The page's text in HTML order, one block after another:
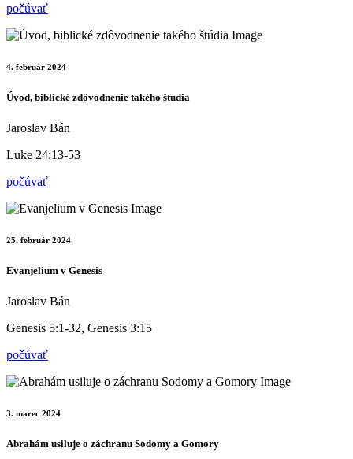
počúvať
4. február 2024
Úvod, biblické zdôvodnenie takého štúdia
Jaroslav Bán
Luke 24:13-53
počúvať
25. február 2024
Evanjelium v Genesis
Jaroslav Bán
Genesis 5:1-32, Genesis 3:15
počúvať
3. marec 2024
Abrahám usiluje o záchranu Sodomy a Gomory